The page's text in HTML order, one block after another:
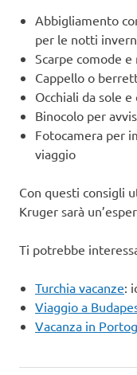
Abbigliamento
per le notti
Scarpe comode
Cappello o
Occhiali da sole
Binocolo per
Fotocamera per
viaggio
Con questi consigli
Kruger sarà
Ti potrebbe
Turchia vacanze:
Viaggio a
Vacanza in